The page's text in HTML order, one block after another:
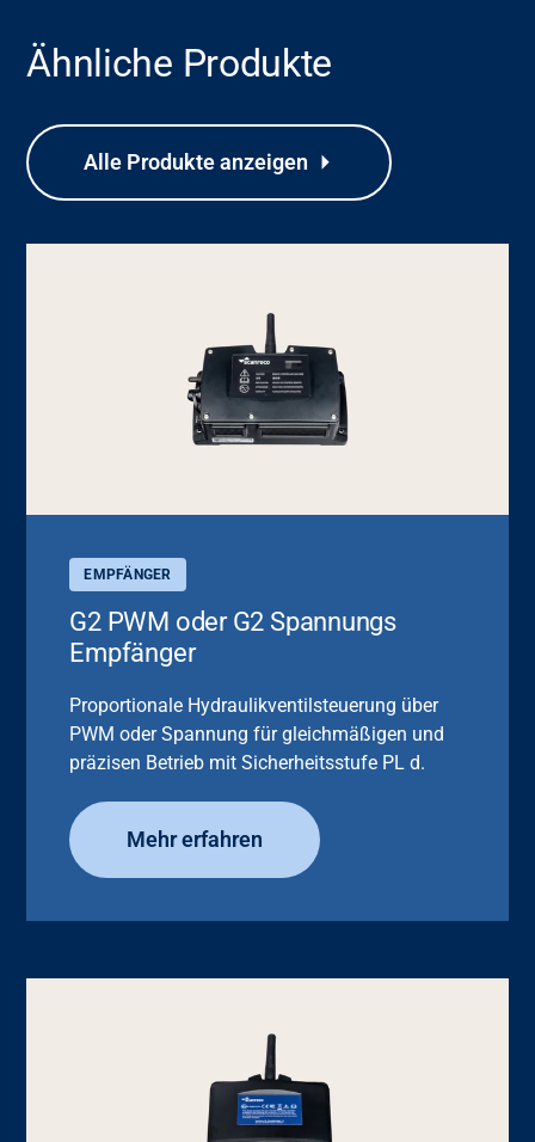
Ähnliche Produkte
Alle Produkte anzeigen
EMPFÄNGER
G2 PWM oder G2 Spannungs
Empfänger
Proportionale Hydraulikventilsteuerung über
PWM oder Spannung für gleichmäßigen und
präzisen Betrieb mit Sicherheitsstufe PL d.
Mehr erfahren